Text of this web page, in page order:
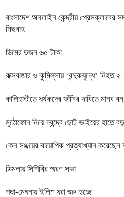
বাংলাদেশ অনলাইন কেন্দ্রীয় প্রেসক্লাবের
মিছবাহ
ডিমের ডজন ৬৫ টাকা
কক্সবাজার ও কুমিল্লায় ‘বন্দুকযুদ্ধে’ নিহত ২
কালিহাতীতে ধর্ষকদের ফাঁসির দাবিতে মানব
মুঠোফোন নিয়ে দ্বন্দ্বে ছোট ভাইয়ের হাতে
কেন সঞ্জয়ের বায়োপিক প্রত্যাখ্যান
ডিমলায় সিপিবির স্মরণ সভা
পদ্মা-মেঘনায় ইলিশ ধরা শুরু হচ্ছে